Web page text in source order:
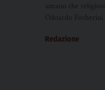
umano che
Odoardo
Redazione